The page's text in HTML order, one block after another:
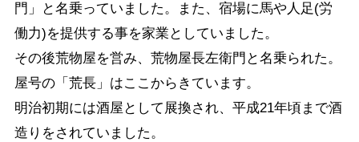
門」と名乗っていました。また、宿場に馬や人足(労
働力)を提供する事を家業としていました。
その後荒物屋を営み、荒物屋長左衛門と名乗られた。
屋号の「荒長」はここからきています。
明治初期には酒屋として展換され、平成21年頃まで酒
造りをされていました。